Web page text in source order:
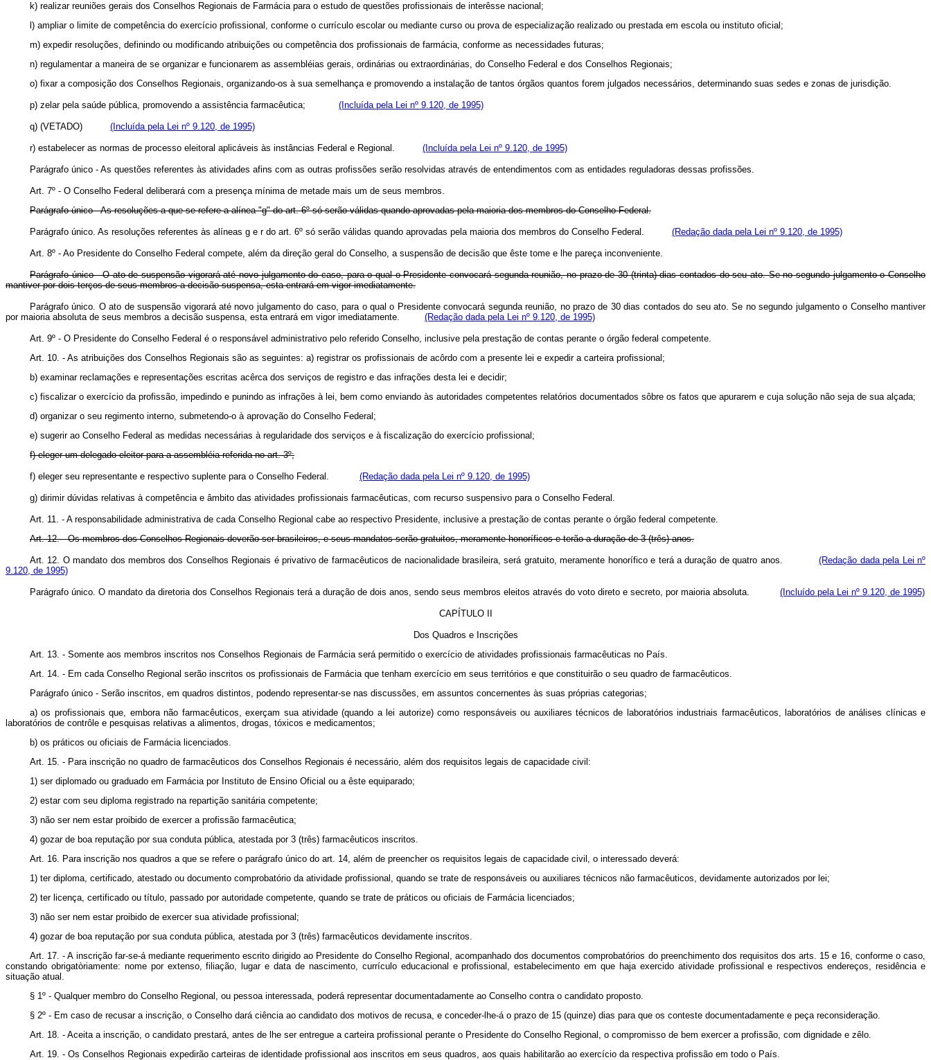
k) realizar reuniões gerais dos Conselhos Regionais de Farmácia para o estudo de questões profissionais de interêsse nacional;
l) ampliar o limite de competência do exercício profissional, conforme o currículo escolar ou mediante curso ou prova de especialização realizado ou prestada em escola ou instituto oficial;
m) expedir resoluções, definindo ou modificando atribuições ou competência dos profissionais de farmácia, conforme as necessidades futuras;
n) regulamentar a maneira de se organizar e funcionarem as assembléias gerais, ordinárias ou extraordinárias, do Conselho Federal e dos Conselhos Regionais;
o) fixar a composição dos Conselhos Regionais, organizando-os à sua semelhança e promovendo a instalação de tantos órgãos quantos forem julgados necessários, determinando suas sedes e zonas de jurisdição.
p) zelar pela saúde pública, promovendo a assistência farmacêutica; (Incluída pela Lei nº 9.120, de 1995)
q) (VETADO) (Incluída pela Lei nº 9.120, de 1995)
r) estabelecer as normas de processo eleitoral aplicáveis às instâncias Federal e Regional. (Incluída pela Lei nº 9.120, de 1995)
Parágrafo único - As questões referentes às atividades afins com as outras profissões serão resolvidas através de entendimentos com as entidades reguladoras dessas profissões.
Art. 7º - O Conselho Federal deliberará com a presença mínima de metade mais um de seus membros.
Parágrafo único - As resoluções a que se refere a alínea "g" do art. 6º só serão válidas quando aprovadas pela maioria dos membros do Conselho Federal.
Parágrafo único. As resoluções referentes às alíneas g e r do art. 6º só serão válidas quando aprovadas pela maioria dos membros do Conselho Federal. (Redação dada pela Lei nº 9.120, de 1995)
Art. 8º - Ao Presidente do Conselho Federal compete, além da direção geral do Conselho, a suspensão de decisão que êste tome e lhe pareça inconveniente.
Parágrafo único - O ato de suspensão vigorará até novo julgamento do caso, para o qual o Presidente convocará segunda reunião, no prazo de 30 (trinta) dias contados do seu ato. Se no segundo julgamento o Conselho
mantiver por dois terços de seus membros a decisão suspensa, esta entrará em vigor imediatamente.
Parágrafo único. O ato de suspensão vigorará até novo julgamento do caso, para o qual o Presidente convocará segunda reunião, no prazo de 30 dias contados do seu ato. Se no segundo julgamento o Conselho mantiver
por maioria absoluta de seus membros a decisão suspensa, esta entrará em vigor imediatamente.
(Redação dada pela Lei nº 9.120, de 1995)
Art. 9º - O Presidente do Conselho Federal é o responsável administrativo pelo referido Conselho, inclusive pela prestação de contas perante o órgão federal competente.
Art. 10. - As atribuições dos Conselhos Regionais são as seguintes: a) registrar os profissionais de acôrdo com a presente lei e expedir a carteira profissional;
b) examinar reclamações e representações escritas acêrca dos serviços de registro e das infrações desta lei e decidir;
c) fiscalizar o exercício da profissão, impedindo e punindo as infrações à lei, bem como enviando às autoridades competentes relatórios documentados sôbre os fatos que apurarem e cuja solução não seja de sua alçada;
d) organizar o seu regimento interno, submetendo-o à aprovação do Conselho Federal;
e) sugerir ao Conselho Federal as medidas necessárias à regularidade dos serviços e à fiscalização do exercício profissional;
f) eleger um delegado-eleitor para a assembléia referida no art. 3º;
f) eleger seu representante e respectivo suplente para o Conselho Federal. (Redação dada pela Lei nº 9.120, de 1995)
g) dirimir dúvidas relativas à competência e âmbito das atividades profissionais farmacêuticas, com recurso suspensivo para o Conselho Federal.
Art. 11. - A responsabilidade administrativa de cada Conselho Regional cabe ao respectivo Presidente, inclusive a prestação de contas perante o órgão federal competente.
Art. 12. - Os membros dos Conselhos Regionais deverão ser brasileiros, e seus mandatos serão gratuitos, meramente honoríficos e terão a duração de 3 (três) anos.
Art. 12. O mandato dos membros dos Conselhos Regionais é privativo de farmacêuticos de nacionalidade brasileira, será gratuito, meramente honorífico e terá a duração de quatro anos.(Redação dada pela Lei nº
9.120, de 1995)
Parágrafo único. O mandato da diretoria dos Conselhos Regionais terá a duração de dois anos, sendo seus membros eleitos através do voto direto e secreto, por maioria absoluta. (Incluído pela Lei nº 9.120, de 1995)
CAPÍTULO II
Dos Quadros e Inscrições
Art. 13. - Somente aos membros inscritos nos Conselhos Regionais de Farmácia será permitido o exercício de atividades profissionais farmacêuticas no País.
Art. 14. - Em cada Conselho Regional serão inscritos os profissionais de Farmácia que tenham exercício em seus territórios e que constituirão o seu quadro de farmacêuticos.
Parágrafo único - Serão inscritos, em quadros distintos, podendo representar-se nas discussões, em assuntos concernentes às suas próprias categorias;
a) os profissionais que, embora não farmacêuticos, exerçam sua atividade (quando a lei autorize) como responsáveis ou auxiliares técnicos de laboratórios industriais farmacêuticos, laboratórios de análises clínicas e
laboratórios de contrôle e pesquisas relativas a alimentos, drogas, tóxicos e medicamentos;
b) os práticos ou oficiais de Farmácia licenciados.
Art. 15. - Para inscrição no quadro de farmacêuticos dos Conselhos Regionais é necessário, além dos requisitos legais de capacidade civil:
1) ser diplomado ou graduado em Farmácia por Instituto de Ensino Oficial ou a êste equiparado;
2) estar com seu diploma registrado na repartição sanitária competente;
3) não ser nem estar proibido de exercer a profissão farmacêutica;
4) gozar de boa reputação por sua conduta pública, atestada por 3 (três) farmacêuticos inscritos.
Art. 16. Para inscrição nos quadros a que se refere o parágrafo único do art. 14, além de preencher os requisitos legais de capacidade civil, o interessado deverá:
1) ter diploma, certificado, atestado ou documento comprobatório da atividade profissional, quando se trate de responsáveis ou auxiliares técnicos não farmacêuticos, devidamente autorizados por lei;
2) ter licença, certificado ou título, passado por autoridade competente, quando se trate de práticos ou oficiais de Farmácia licenciados;
3) não ser nem estar proibido de exercer sua atividade profissional;
4) gozar de boa reputação por sua conduta pública, atestada por 3 (três) farmacêuticos devidamente inscritos.
Art. 17. - A inscrição far-se-á mediante requerimento escrito dirigido ao Presidente do Conselho Regional, acompanhado dos documentos comprobatórios do preenchimento dos requisitos dos arts. 15 e 16, conforme o caso,
constando obrigatòriamente: nome por extenso, filiação, lugar e data de nascimento, currículo educacional e profissional, estabelecimento em que haja exercido atividade profissional e respectivos endereços, residência e
situação atual.
§ 1º - Qualquer membro do Conselho Regional, ou pessoa interessada, poderá representar documentadamente ao Conselho contra o candidato proposto.
§ 2º - Em caso de recusar a inscrição, o Conselho dará ciência ao candidato dos motivos de recusa, e conceder-lhe-á o prazo de 15 (quinze) dias para que os conteste documentadamente e peça reconsideração.
Art. 18. - Aceita a inscrição, o candidato prestará, antes de lhe ser entregue a carteira profissional perante o Presidente do Conselho Regional, o compromisso de bem exercer a profissão, com dignidade e zêlo.
Art. 19. - Os Conselhos Regionais expedirão carteiras de identidade profissional aos inscritos em seus quadros, aos quais habilitarão ao exercício da respectiva profissão em todo o País.